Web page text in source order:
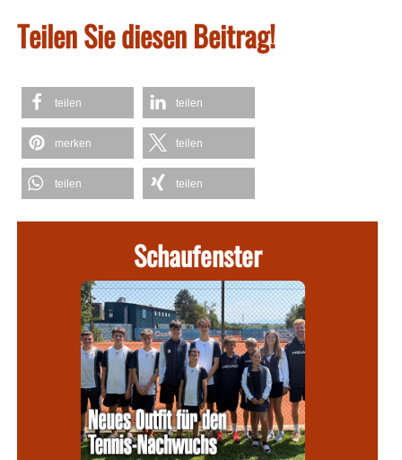
Teilen Sie diesen Beitrag!
teilen teilen
merken teilen
teilen teilen
Schaufenster